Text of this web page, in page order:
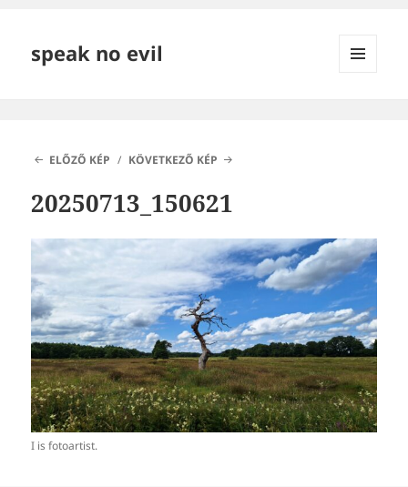
speak no evil
ELŐZŐ KÉP KÖVETKEZŐ KÉP
20250713_150621
I is fotoartist.